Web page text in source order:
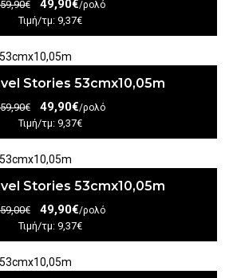
59,90€ 49,90€/ρολό
Τιμή/τμ: 9,37€
Stories 53cmx10,05m
59,90€ 49,90€/ρολό
Τιμή/τμ: 9,37€
Stories 53cmx10,05m
59,00€ 49,90€/ρολό
Τιμή/τμ: 9,37€